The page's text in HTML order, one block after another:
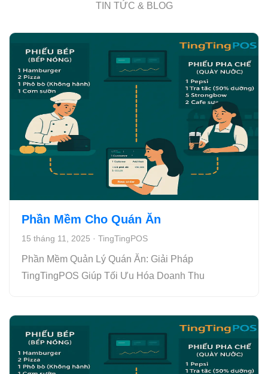
TIN TỨC & BLOG
Phần Mềm Cho Quán Ăn
15 tháng 11, 2025 · TingTingPOS
Phần Mềm Quản Lý Quán Ăn: Giải Pháp
TingTingPOS Giúp Tối Ưu Hóa Doanh Thu